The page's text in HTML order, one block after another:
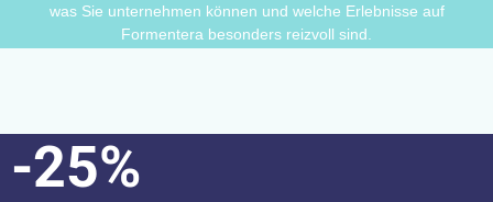
was Sie unternehmen können und welche Erlebnisse auf
Formentera besonders reizvoll sind.
-25%